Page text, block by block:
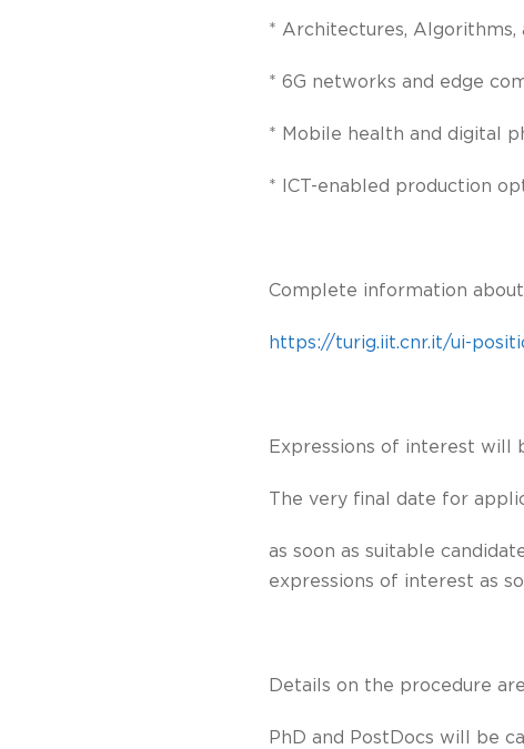
* Architectures,
* 6G networks and edge
* Mobile health and digital
* ICT-enabled production
Complete information
https://turig.iit.cnr.it/ui-
Expressions of interest will
The very final date for
as soon as suitable
expressions of interest as
Details on the procedure
PhD and PostDocs will be